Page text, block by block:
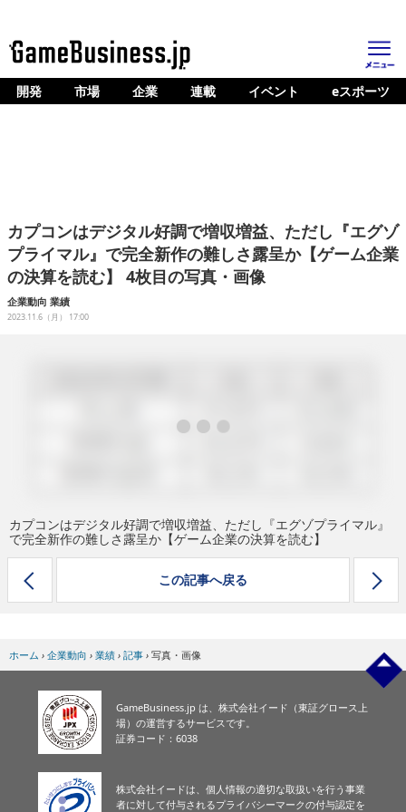
ホーム
企業動向
人材育成
産業政策
開発 市場 企業 連載 イベント eスポーツ
カプコンはデジタル好調で増収増益、ただし『エグゾ
プライマル』で完全新作の難しさ露呈か【ゲーム企業
の決算を読む】 4枚目の写真・画像
企業動向 業績
2023.11.6（月） 17:00
カプコンはデジタル好調で増収増益、ただし『エグゾプライマル』
で完全新作の難しさ露呈か【ゲーム企業の決算を読む】
この記事へ戻る
ホーム › 企業動向 › 業績 › 記事 › 写真・画像
GameBusiness.jp は、株式会社イード（東証グロース上
場）の運営するサービスです。
証券コード：6038
株式会社イードは、個人情報の適切な取扱いを行う事業
者に対して付与されるプライバシーマークの付与認定を